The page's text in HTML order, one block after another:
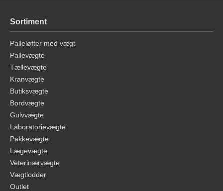
Sortiment
Palleløfter med vægt
Pallevægte
Tællevægte
Kranvægte
Butiksvægte
Bordvægte
Gulvvægte
Laboratorievægte
Pakkevægte
Lægevægte
Veterinærvægte
Vægtlodder
Outlet